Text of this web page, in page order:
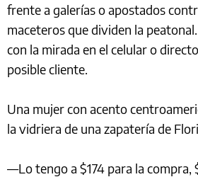
frente a galerías o apostados
maceteros que dividen la
con la mirada en el celular o
posible cliente.
Una mujer con acento
la vidriera de una zapatería de
—Lo tengo a $174 para la compra,